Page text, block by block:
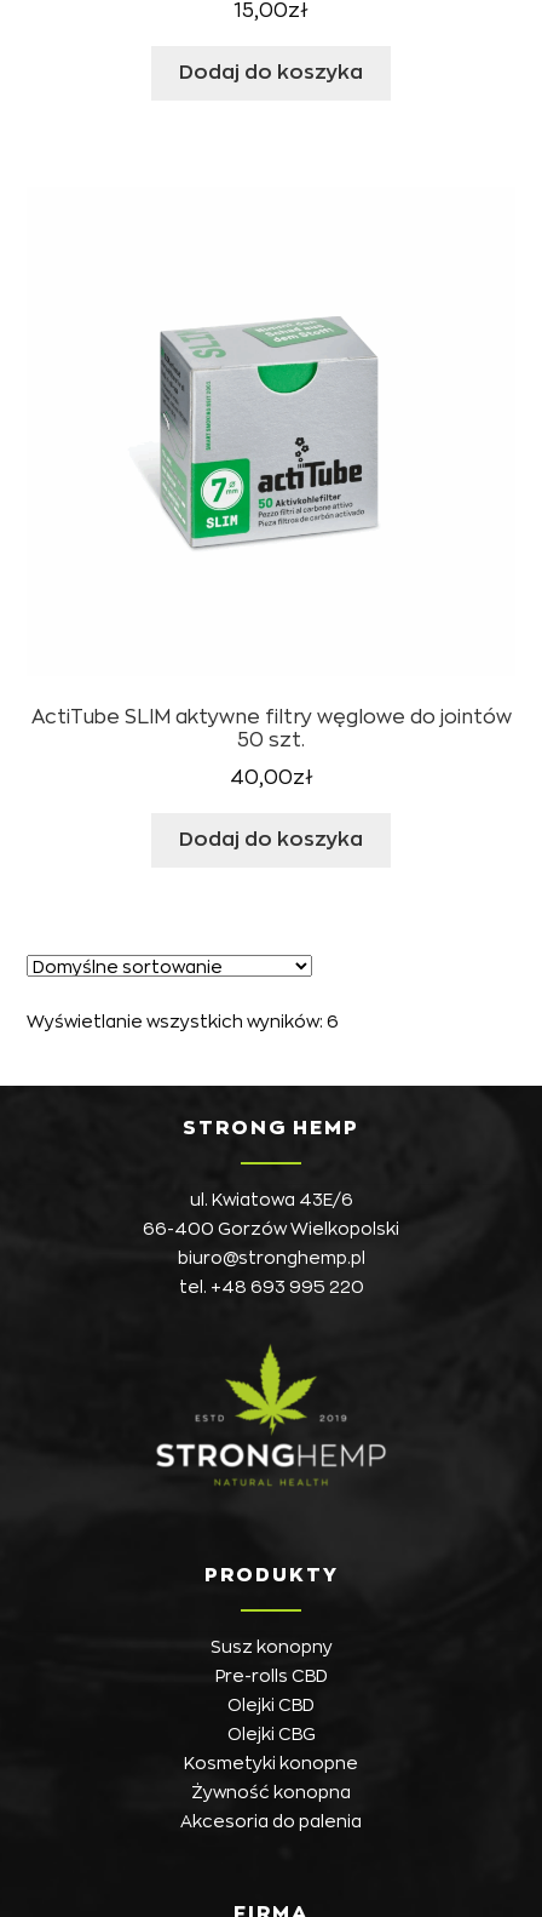
15,00zł
Dodaj do koszyka
ActiTube SLIM aktywne filtry węglowe do jointów
50 szt.
40,00zł
Dodaj do koszyka
Wyświetlanie wszystkich wyników: 6
STRONG HEMP
ul. Kwiatowa 43E/6
66-400 Gorzów Wielkopolski
biuro@stronghemp.pl
tel.
+48 693 995 220
PRODUKTY
Susz konopny
Pre-rolls CBD
Olejki CBD
Olejki CBG
Kosmetyki konopne
Żywność konopna
Akcesoria do palenia